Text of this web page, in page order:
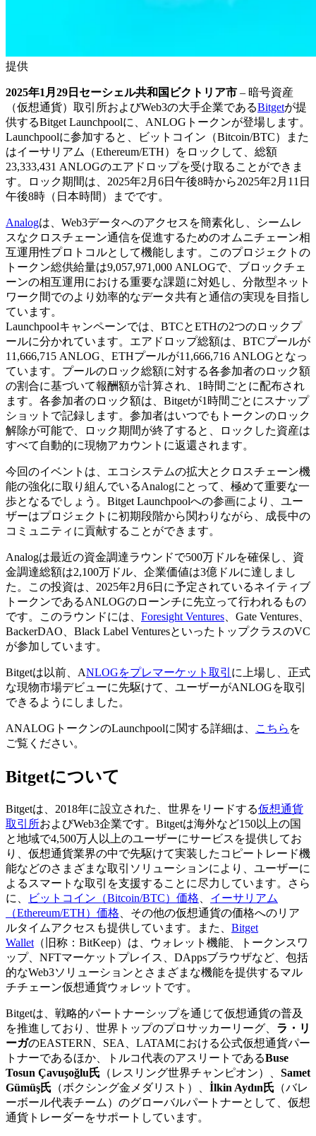
提供
2025年1月29日セーシェル共和国ビクトリア市 – 暗号資産
（仮想通貨）取引所およびWeb3の大手企業であるBitgetが提
供するBitget Launchpoolに、ANLOGトークンが登場します。
Launchpoolに参加すると、ビットコイン（Bitcoin/BTC）また
はイーサリアム（Ethereum/ETH）をロックして、総額
23,333,431 ANLOGのエアドロップを受け取ることができま
す。ロック期間は、2025年2月6日午後8時から2025年2月11日
午後8時（日本時間）までです。
Analogは、Web3データへのアクセスを簡素化し、シームレ
スなクロスチェーン通信を促進するためのオムニチェーン相
互運用性プロトコルとして機能します。このプロジェクトの
トークン総供給量は9,057,971,000 ANLOGで、ブロックチェ
ーンの相互運用における重要な課題に対処し、分散型ネット
ワーク間でのより効率的なデータ共有と通信の実現を目指し
ています。
Launchpoolキャンペーンでは、BTCとETHの2つのロックプ
ールに分かれています。エアドロップ総額は、BTCプールが
11,666,715 ANLOG、ETHプールが11,666,716 ANLOGとなっ
ています。プールのロック総額に対する各参加者のロック額
の割合に基づいて報酬額が計算され、1時間ごとに配布され
ます。各参加者のロック額は、Bitgetが1時間ごとにスナップ
ショットで記録します。参加者はいつでもトークンのロック
解除が可能で、ロック期間が終了すると、ロックした資産は
すべて自動的に現物アカウントに返還されます。
今回のイベントは、エコシステムの拡大とクロスチェーン機
能の強化に取り組んでいるAnalogにとって、極めて重要な一
歩となるでしょう。Bitget Launchpoolへの参画により、ユー
ザーはプロジェクトに初期段階から関わりながら、成長中の
コミュニティに貢献することができます。
Analogは最近の資金調達ラウンドで500万ドルを確保し、資
金調達総額は2,100万ドル、企業価値は3億ドルに達しまし
た。この投資は、2025年2月6日に予定されているネイティブ
トークンであるANLOGのローンチに先立って行われるもの
です。このラウンドには、 Foresight Ventures 、Gate Ventures、
BackerDAO、Black Label VenturesといったトップクラスのVC
が参加しています。
Bitgetは以前、ANLOGをプレマーケット取引 に上場し、正式
な現物市場デビューに先駆けて、ユーザーがANLOGを取引
できるようにしました。
ANALOGトークンのLaunchpoolに関する詳細は、 こちら を
ご覧ください。
Bitgetについて
Bitgetは、2018年に設立された、世界をリードする仮想通貨
取引所およびWeb3企業です。Bitgetは海外など150以上の国
と地域で4,500万人以上のユーザーにサービスを提供してお
り、仮想通貨業界の中で先駆けて実装したコピートレード機
能などのさまざまな取引ソリューションにより、ユーザーに
よるスマートな取引を支援することに尽力しています。さら
に、
ビットコイン（Bitcoin/BTC）価格
イーサリアム
（Ethereum/ETH）価格 、その他の仮想通貨の価格へのリア
ルタイムアクセスも提供しています。また、 Bitget
Wallet （旧称：BitKeep）は、ウォレット機能、トークンスワ
ップ、NFTマーケットプレイス、DAppsブラウザなど、包括
的なWeb3ソリューションとさまざまな機能を提供するマル
チチェーン仮想通貨ウォレットです。
Bitgetは、戦略的パートナーシップを通じて仮想通貨の普及
を推進しており、世界トップのプロサッカーリーグ、 ラ・リ
ーガのEASTERN、SEA、LATAMにおける公式仮想通貨パー
トナーであるほか、トルコ代表のアスリートであるBuse
Tosun Çavuşoğlu氏 （レスリング世界チャンピオン）、 Samet
Gümüş氏 （ボクシング金メダリスト）、 İlkin Aydın氏 （バレ
ーボール代表チーム）のグローバルパートナーとして、仮想
通貨トレーダーをサポートしています。